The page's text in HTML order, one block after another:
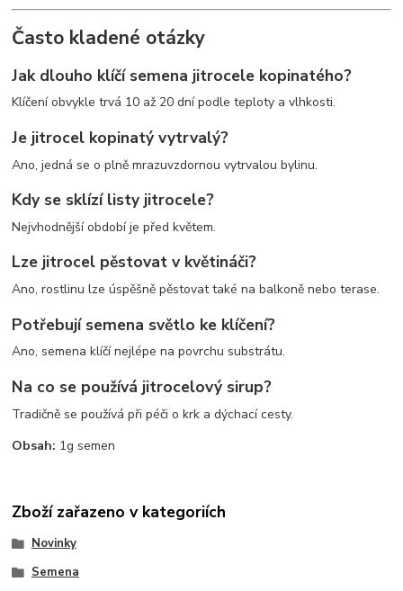
Často kladené otázky
Jak dlouho klíčí semena jitrocele kopinatého?
Klíčení obvykle trvá 10 až 20 dní podle teploty a vlhkosti.
Je jitrocel kopinatý vytrvalý?
Ano, jedná se o plně mrazuvzdornou vytrvalou bylinu.
Kdy se sklízí listy jitrocele?
Nejvhodnější období je před květem.
Lze jitrocel pěstovat v květináči?
Ano, rostlinu lze úspěšně pěstovat také na balkoně nebo terase.
Potřebují semena světlo ke klíčení?
Ano, semena klíčí nejlépe na povrchu substrátu.
Na co se používá jitrocelový sirup?
Tradičně se používá při péči o krk a dýchací cesty.
Obsah: 1g semen
Zboží zařazeno v kategoriích
Novinky
Semena